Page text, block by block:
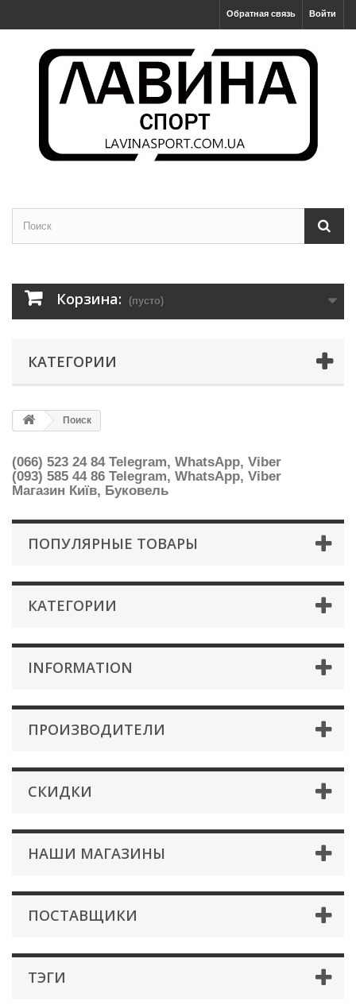
Войти
Обратная связь
Корзина: (пусто)
КАТЕГОРИИ
Поиск
(066) 523 24 84 Telegram, WhatsApp, Viber
(093) 585 44 86 Telegram, WhatsApp, Viber
Магазин Київ, Буковель
ПОПУЛЯРНЫЕ ТОВАРЫ
КАТЕГОРИИ
INFORMATION
ПРОИЗВОДИТЕЛИ
СКИДКИ
НАШИ МАГАЗИНЫ
ПОСТАВЩИКИ
ТЭГИ